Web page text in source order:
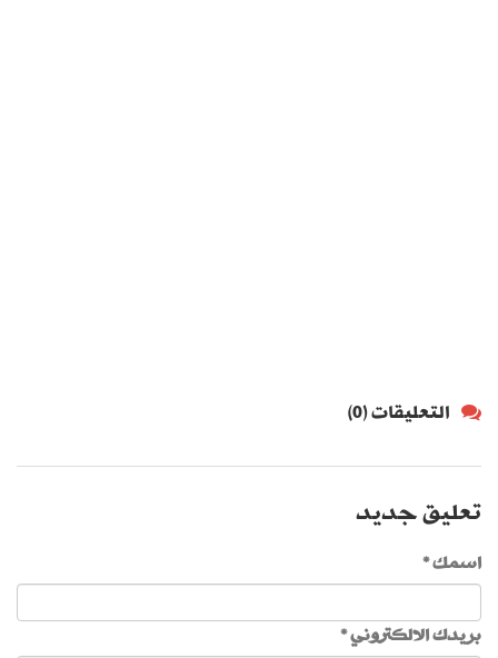
التعليقات (0)
تعليق جديد
اسمك *
بريدك الالكتروني *